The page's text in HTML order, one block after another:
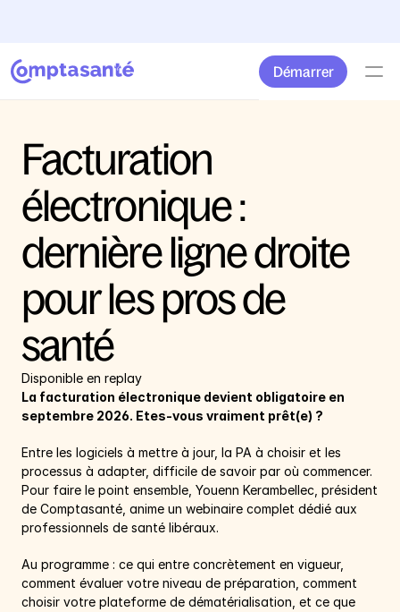
Démarrer
Facturation
électronique :
dernière ligne droite
pour les pros de
santé
Disponible en replay
La facturation électronique devient obligatoire en
septembre 2026. Etes-vous vraiment prêt(e) ?
Entre les logiciels à mettre à jour, la PA à choisir et les
processus à adapter, difficile de savoir par où commencer.
Pour faire le point ensemble, Youenn Kerambellec, président
de Comptasanté, anime un webinaire complet dédié aux
professionnels de santé libéraux.
Au programme : ce qui entre concrètement en vigueur,
comment évaluer votre niveau de préparation, comment
choisir votre plateforme de dématérialisation, et ce que